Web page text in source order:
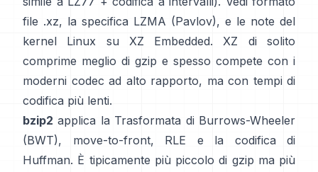
file .xz, la specifica LZMA (Pavlov), e le note del
kernel Linux
su XZ Embedded. XZ di solito
comprime meglio di gzip e spesso compete con i
moderni codec ad alto rapporto, ma con tempi di
codifica più lenti.
bzip2 applica la Trasformata di Burrows-Wheeler
(BWT), move-to-front, RLE e la codifica di
Huffman. È tipicamente più piccolo di gzip ma più